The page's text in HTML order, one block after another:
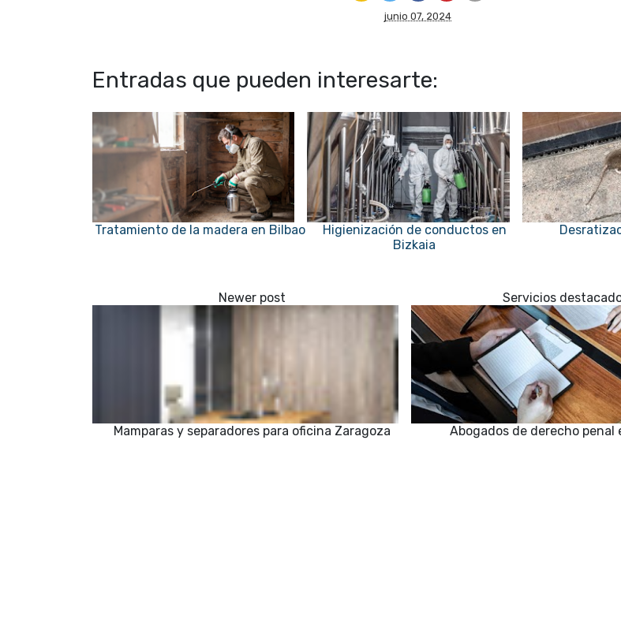
junio 07, 2024
Entradas que pueden interesarte:
Tratamiento de la madera en Bilbao
Higienización de conductos en
Bizkaia
Mamparas y separadores para oficina Zaragoza Abogados de derecho penal